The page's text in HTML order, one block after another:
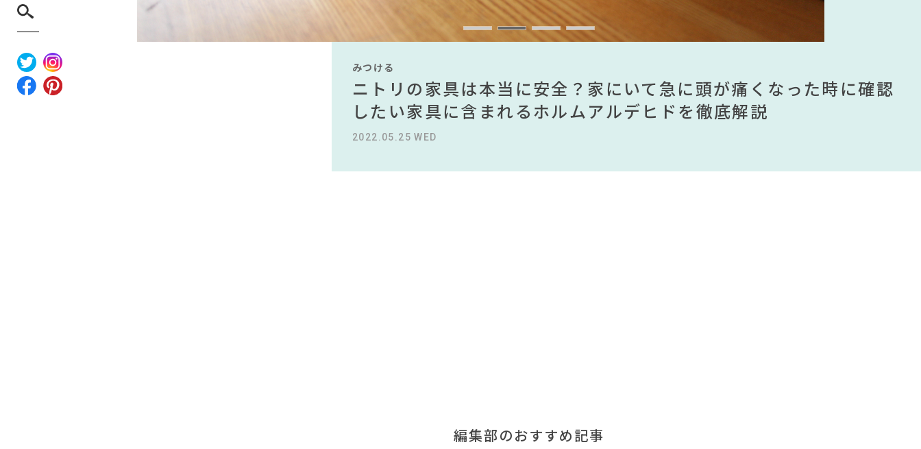
みつける
無印で有名デザイナーのアイテムが手に入る？無印良品で買える有
名デザイナーがデザインしたインテリアを一挙紹介
2022.10.24 MON
みつける
IKEA家具は引っ越し業者を悩ませる？引っ越し業者に敬遠されてい
る理由を徹底解説！！
2023.09.27 WED
みつける
ニトリの家具は本当に安全？家にいて急に頭が痛くなった時に確認
したい家具に含まれるホルムアルデヒドを徹底解説
2022.05.25 WED
みつける
【部屋をおしゃれにしたい人必見】今話題のインテリアスタイルか
ら定番スタイルまで紹介！おすすめインテリアスタイル18選
2023.09.23 SAT
みつける
無印で有名デザイナーのアイテムが手に入る？無印良品で買える有
名デザイナーがデザインしたインテリアを一挙紹介
2022.10.24 MON
みつける
IKEA家具は引っ越し業者を悩ませる？引っ越し業者に敬遠されてい
る理由を徹底解説！！
2023.09.27 WED
編集部のおすすめ記事